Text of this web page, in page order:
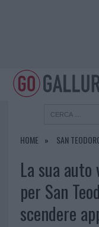
HOME SAN
La sua
per San
scendere